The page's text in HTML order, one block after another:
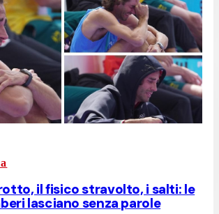
il fisico stravolto, i salti: le
lasciano senza parole